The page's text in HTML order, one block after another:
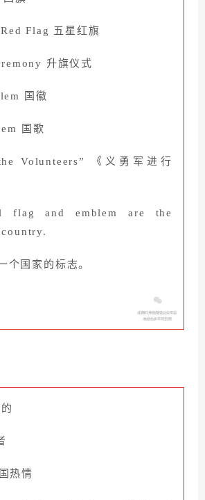
Flag 五星红旗
升旗仪式
国徽
国歌
Volunteers”
《义勇军进行
flag and emblem are the
个国家的标志。
热情